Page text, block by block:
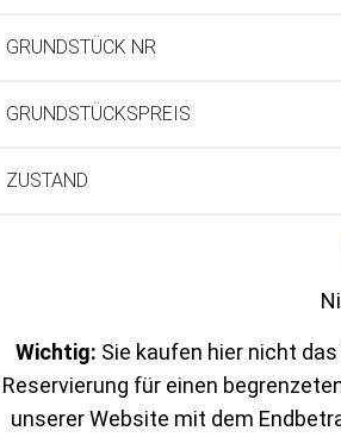
GRUNDSTÜCK NR
GRUNDSTÜCKSPREIS
ZUSTAND
Wichtig: Sie kaufen hier nicht
Reservierung für einen
unserer Website mit dem